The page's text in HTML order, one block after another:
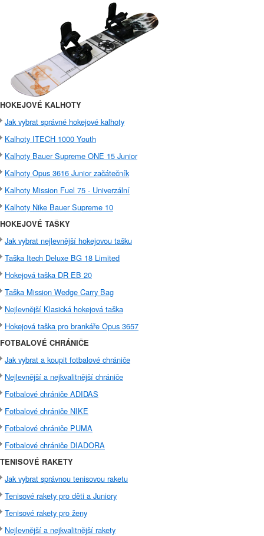
HOKEJOVÉ KALHOTY
Jak vybrat správné hokejové kalhoty
Kalhoty ITECH 1000 Youth
Kalhoty Bauer Supreme ONE 15 Junior
Kalhoty Opus 3616 Junior začátečník
Kalhoty Mission Fuel 75 - Univerzální
Kalhoty Nike Bauer Supreme 10
HOKEJOVÉ TAŠKY
Jak vybrat nejlevnější hokejovou tašku
Taška Itech Deluxe BG 18 Limited
Hokejová taška DR EB 20
Taška Mission Wedge Carry Bag
Nejlevnější Klasická hokejová taška
Hokejová taška pro brankáře Opus 3657
FOTBALOVÉ CHRÁNIČE
Jak vybrat a koupit fotbalové chrániče
Nejlevnější a nejkvalitnější chrániče
Fotbalové chrániče ADIDAS
Fotbalové chrániče NIKE
Fotbalové chrániče PUMA
Fotbalové chrániče DIADORA
TENISOVÉ RAKETY
Jak vybrat správnou tenisovou raketu
Tenisové rakety pro děti a Juniory
Tenisové rakety pro ženy
Nejlevnější a nejkvalitnější rakety